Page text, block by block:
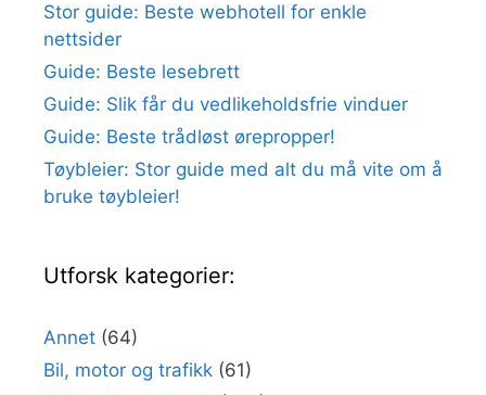
Stor guide: Beste webhotell for enkle
nettsider
Guide: Beste lesebrett
Guide: Slik får du vedlikeholdsfrie vinduer
Guide: Beste trådløst ørepropper!
Tøybleier: Stor guide med alt du må vite om å
bruke tøybleier!
Utforsk kategorier:
Annet (64)
Bil, motor og trafikk (61)